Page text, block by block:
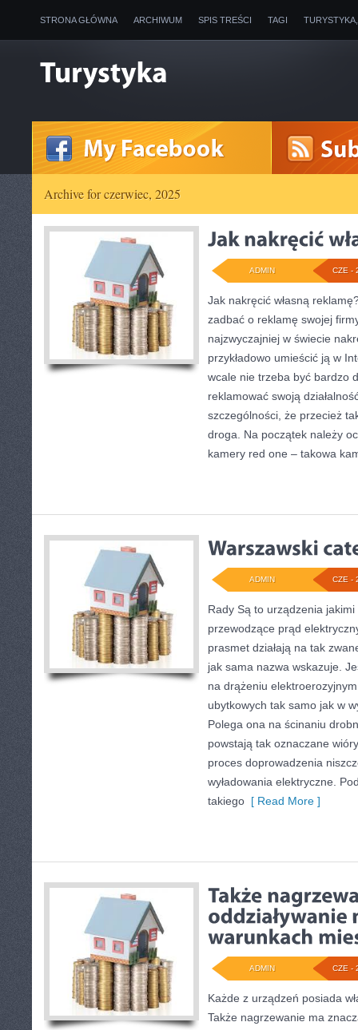
STRONA GŁÓWNA ARCHIWUM SPIS TREŚCI TAGI
Archive for czerwiec, 2025
CZE -
ADMIN
Jak nakręcić własną
zadbać o reklamę swojej
najzwyczajniej w świecie
przykładowo umieścić ją w
wcale nie trzeba być bardzo
reklamować swoją
szczególności, że przecież
droga. Na początek należy
kamery red one – takowa
CZE -
ADMIN
Rady Są to urządzenia
przewodzące prąd
prasmet działają na tak
jak sama nazwa wskazuje.
na drążeniu
ubytkowych tak samo jak w
Polega ona na ścinaniu
powstają tak oznaczane
proces doprowadzenia
wyładowania elektryczne.
takiego [ Read More ]
CZE -
ADMIN
Każde z urządzeń posiada
Także nagrzewanie ma